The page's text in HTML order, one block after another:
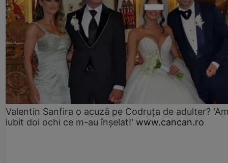
Valentin Sanfira o acuză pe Codruța de adulter?
iubit doi ochi ce m-au înșelat!' www.cancan.ro